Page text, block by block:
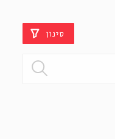
סינון